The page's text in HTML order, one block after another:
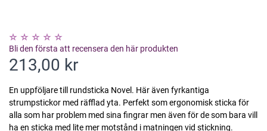
Bli den första att recensera den här produkten
213,00 kr
En uppföljare till rundsticka Novel. Här även fyrkantiga
strumpstickor med räfflad yta. Perfekt som ergonomisk sticka för
alla som har problem med sina fingrar men även för de som bara vill
ha en sticka med lite mer motstånd i matningen vid stickning.